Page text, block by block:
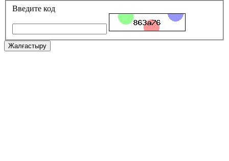
Введите код
Жалғастыру